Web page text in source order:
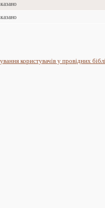
користувачів у провідних